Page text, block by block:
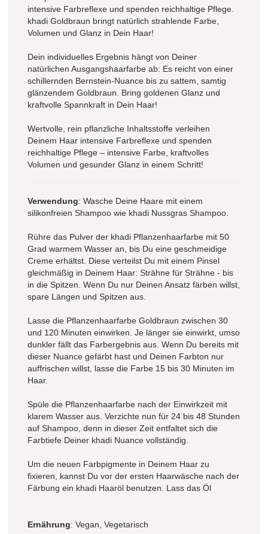
intensive Farbreflexe und spenden reichhaltige Pflege.
khadi Goldbraun bringt natürlich strahlende Farbe,
Volumen und Glanz in Dein Haar!
Dein individuelles Ergebnis hängt von Deiner
natürlichen Ausgangshaarfarbe ab: Es reicht von einer
schillernden Bernstein-Nuance bis zu sattem, samtig
glänzendem Goldbraun. Bring goldenen Glanz und
kraftvolle Spannkraft in Dein Haar!
Wertvolle, rein pflanzliche Inhaltsstoffe verleihen
Deinem Haar intensive Farbreflexe und spenden
reichhaltige Pflege – intensive Farbe, kraftvolles
Volumen und gesunder Glanz in einem Schritt!
Verwendung: Wasche Deine Haare mit einem
silikonfreien Shampoo wie khadi Nussgras Shampoo.
Rühre das Pulver der khadi Pflanzenhaarfarbe mit 50
Grad warmem Wasser an, bis Du eine geschmeidige
Creme erhältst. Diese verteilst Du mit einem Pinsel
gleichmäßig in Deinem Haar: Strähne für Strähne - bis
in die Spitzen. Wenn Du nur Deinen Ansatz färben willst,
spare Längen und Spitzen aus.
Lasse die Pflanzenhaarfarbe Goldbraun zwischen 30
und 120 Minuten einwirken. Je länger sie einwirkt, umso
dunkler fällt das Farbergebnis aus. Wenn Du bereits mit
dieser Nuance gefärbt hast und Deinen Farbton nur
auffrischen willst, lasse die Farbe 15 bis 30 Minuten im
Haar.
Spüle die Pflanzenhaarfarbe nach der Einwirkzeit mit
klarem Wasser aus. Verzichte nun für 24 bis 48 Stunden
auf Shampoo, denn in dieser Zeit entfaltet sich die
Farbtiefe Deiner khadi Nuance vollständig.
Um die neuen Farbpigmente in Deinem Haar zu
fixieren, kannst Du vor der ersten Haarwäsche nach der
Färbung ein khadi Haaröl benutzen. Lass das Öl
Ernährung: Vegan, Vegetarisch